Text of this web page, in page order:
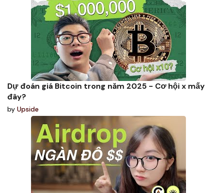
Dự đoán giá Bitcoin trong năm 2025 - Cơ hội x mấy
đây?
by Upside